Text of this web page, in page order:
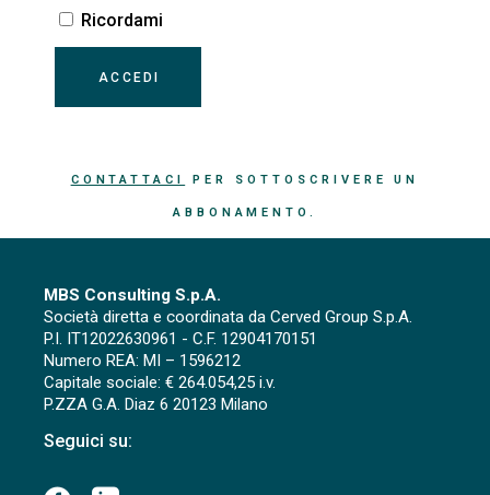
Ricordami
CONTATTACI PER SOTTOSCRIVERE UN
ABBONAMENTO.
MBS Consulting S.p.A.
Società diretta e coordinata da Cerved Group S.p.A.
P.I. IT12022630961 - C.F. 12904170151
Numero REA: MI – 1596212
Capitale sociale: € 264.054,25 i.v.
P.ZZA G.A. Diaz 6 20123 Milano
Seguici su: